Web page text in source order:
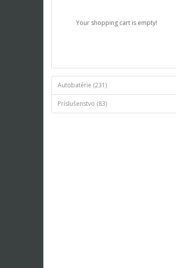
Your shopping cart is empty!
Autobatérie (231)
Príslušenstvo (83)